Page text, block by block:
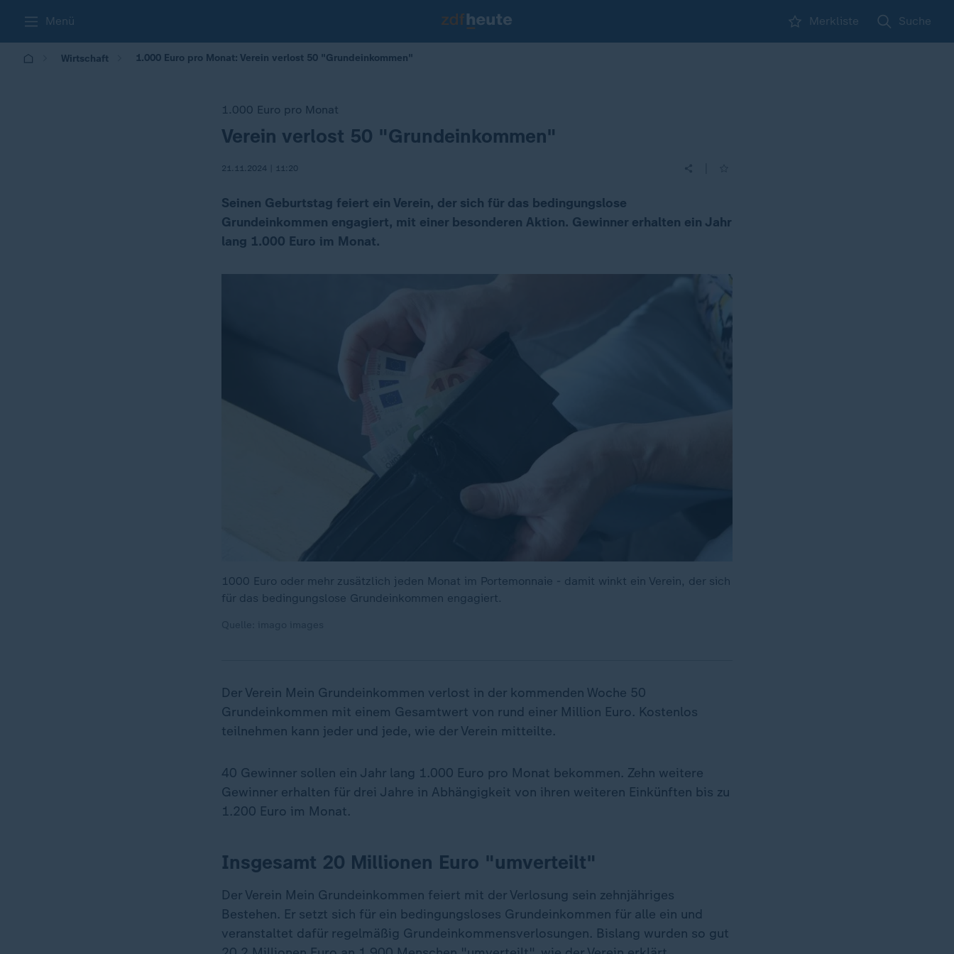
Menü Merkliste Suche
Wirtschaft 1.000 Euro pro Monat: Verein verlost 50 "Grundeinkommen"
1.000 Euro pro Monat
:
Verein verlost 50 "Grundeinkommen"
21.11.2024 | 11:20
Seinen Geburtstag feiert ein Verein, der sich für das bedingungslose
Grundeinkommen engagiert, mit einer besonderen Aktion. Gewinner erhalten ein Jahr
lang 1.000 Euro im Monat.
1000 Euro oder mehr zusätzlich jeden Monat im Portemonnaie - damit winkt ein Verein, der sich
für das bedingungslose Grundeinkommen engagiert.
Der Verein Mein Grundeinkommen verlost in der kommenden Woche 50
Grundeinkommen mit einem Gesamtwert von rund einer Million Euro. Kostenlos
teilnehmen kann jeder und jede, wie der Verein mitteilte.
40 Gewinner sollen ein Jahr lang 1.000 Euro pro Monat bekommen. Zehn weitere
Gewinner erhalten für drei Jahre in Abhängigkeit von ihren weiteren Einkünften bis zu
1.200 Euro im Monat.
Insgesamt 20 Millionen Euro "umverteilt"
Der Verein Mein Grundeinkommen feiert mit der Verlosung sein zehnjähriges
Bestehen. Er setzt sich für ein bedingungsloses Grundeinkommen für alle ein und
veranstaltet dafür regelmäßig Grundeinkommensverlosungen. Bislang wurden so gut